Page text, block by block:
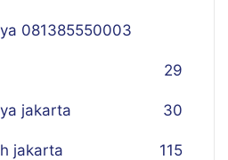
081385550003
29
jakarta 30
jakarta 115